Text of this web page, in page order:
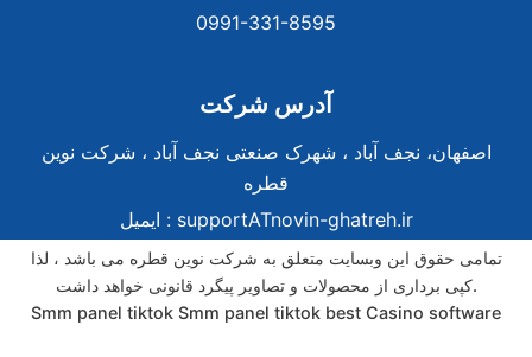
0991-331-8595
آدرس شرکت
اصفهان، نجف آباد ، شهرک صنعتی نجف آباد ، شرکت نوین
قطره
ایمیل : supportATnovin-ghatreh.ir
تمامی حقوق این وبسایت متعلق به شرکت نوین قطره می باشد ، لذا
کپی برداری از محصولات و تصاویر پیگرد قانونی خواهد داشت.
Smm panel tiktok Smm panel tiktok best Casino software